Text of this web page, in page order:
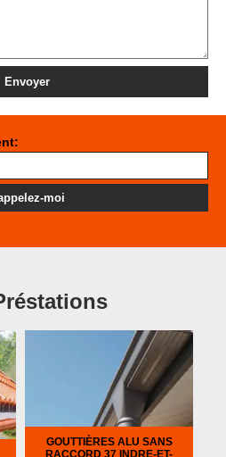
GOUTTIÈRES ALU SANS
RACCORD 37 INDRE-ET-